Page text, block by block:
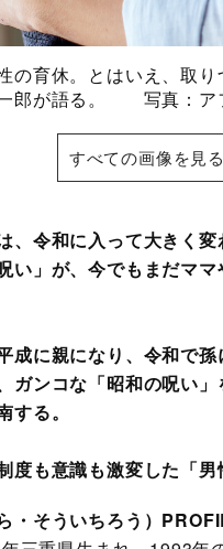
の育休。とはいえ、取
郎が語る。 写真：ア
すべての画像を見
、令和に入って大きく
い」が、今でもまだマ
成に親になり、令和で
ガンコな「昭和の呪い
する。
度も意識も激変した「男
・そういちろう）